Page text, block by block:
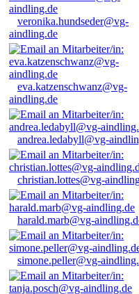
veronika.hundseder@vg-
aindling.de
eva.katzenschwanz@vg-
aindling.de
andrea.ledabyll@vg-
christian.lottes@vg-
harald.marb@vg-
simone.peller@vg-